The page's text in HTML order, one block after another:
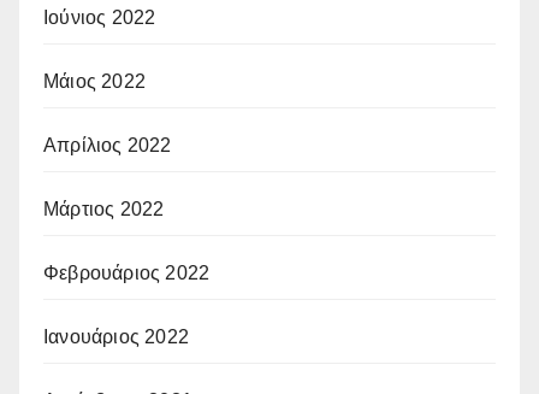
Ιούνιος 2022
Μάιος 2022
Απρίλιος 2022
Μάρτιος 2022
Φεβρουάριος 2022
Ιανουάριος 2022